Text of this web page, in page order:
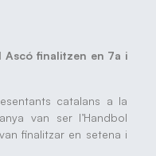
Ascó finalitzen en 7a i
catalans a la
van ser l’Handbol
finalitzar en setena i